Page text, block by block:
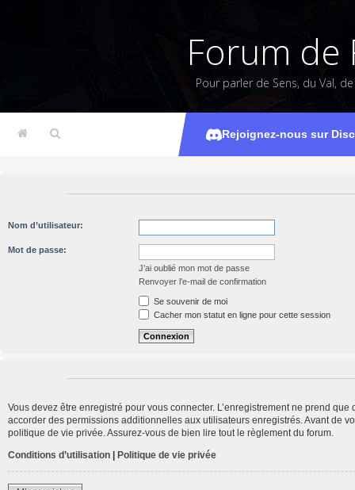
Forum de
Pour parler de Sens, du Val,
Rejoignez-nous sur
Nom d’utilisateur:
Mot de passe:
J’ai oublié mon mot de passe
Renvoyer l’e-mail de confirmation
Se souvenir de moi
Cacher mon statut en ligne pour cette session
Vous devez être enregistré pour vous connecter. L’enregistrement ne prend
accorder des permissions additionnelles aux utilisateurs enregistrés. Avant de
politique de vie privée. Assurez-vous de bien lire tout le règlement du forum.
Conditions d’utilisation
Politique de vie privée